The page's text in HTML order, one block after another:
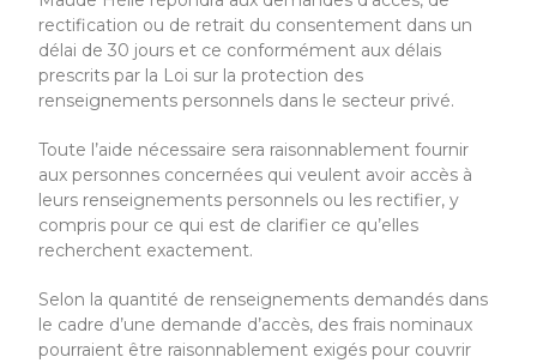
rectification ou de retrait du consentement dans un
délai de 30 jours et ce conformément aux délais
prescrits par la Loi sur la protection des
renseignements personnels dans le secteur privé.
Toute l’aide nécessaire sera raisonnablement fournir
aux personnes concernées qui veulent avoir accès à
leurs renseignements personnels ou les rectifier, y
compris pour ce qui est de clarifier ce qu’elles
recherchent exactement.
Selon la quantité de renseignements demandés dans
le cadre d’une demande d’accès, des frais nominaux
pourraient être raisonnablement exigés pour couvrir